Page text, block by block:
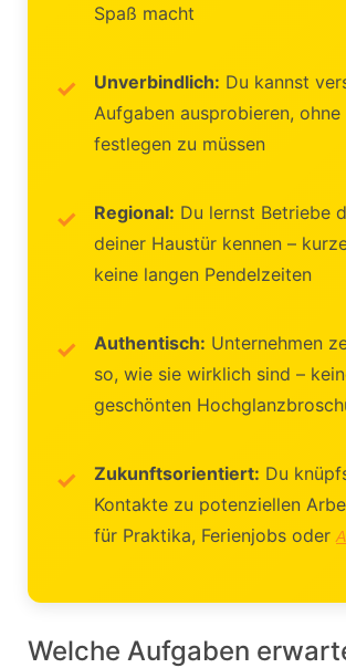
Spaß macht
Unverbindlich: Du kannst
Aufgaben ausprobieren,
festlegen zu müssen
Regional: Du lernst Betriebe
deiner Haustür kennen –
keine langen Pendelzeiten
Authentisch: Unternehmen
so, wie sie wirklich sind –
geschönten
Zukunftsorientiert: Du
Kontakte zu potenziellen
für Praktika, Ferienjobs oder
Welche Aufgaben